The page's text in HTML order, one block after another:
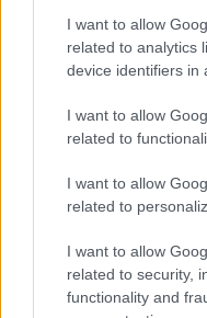
I want to allow
related to analytics
device identifiers in
I want to allow
related to
I want to allow
related to
I want to allow
related to security,
functionality and
Un nuovolockdown
sconfessione della
termini in cui essa,
comunicata, cioè
questa pandemia.
sanitario” e
unico criterio